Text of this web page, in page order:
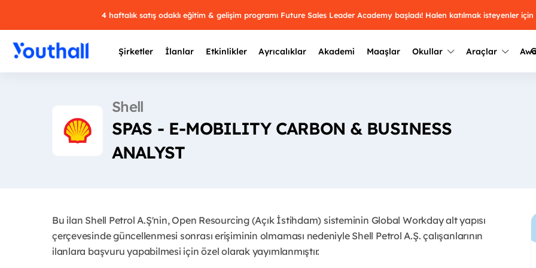
4 haftalık satış odaklı eğitim & gelişim programı Future Sales Leader Academy başladı! Halen katılmak isteyenler
Şirketler İlanlar Etkinlikler Ayrıcalıklar Akademi Maaşlar Okullar
Üniversite kulüplerini ve
keşfet.
Araçlar
2025Kazananları
Shell
SPAS - E-MOBILITY CARBON & BUSINESS
ANALYST
Bu ilan Shell Petrol A.Ş'nin, Open Resourcing (Açık İstihdam) sisteminin Global Workday alt yapısı
çerçevesinde güncellenmesi sonrası erişiminin olmaması nedeniyle Shell Petrol A.Ş. çalışanlarının
ilanlara başvuru yapabilmesi için özel olarak yayımlanmıştır. ​